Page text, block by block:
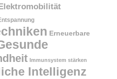
Erneuerbare
Immunsystem stärken
Intelligenz